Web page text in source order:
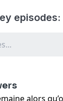
episodes:
alors